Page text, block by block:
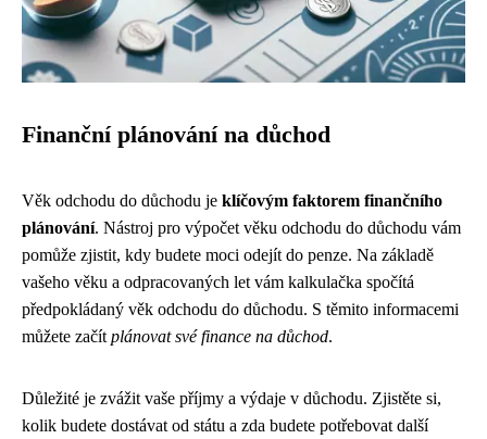
Finanční plánování na důchod
Věk odchodu do důchodu je klíčovým faktorem finančního
plánování. Nástroj pro výpočet věku odchodu do důchodu vám
pomůže zjistit, kdy budete moci odejít do penze. Na základě
vašeho věku a odpracovaných let vám kalkulačka spočítá
předpokládaný věk odchodu do důchodu. S těmito informacemi
můžete začít plánovat své finance na důchod.
Důležité je zvážit vaše příjmy a výdaje v důchodu. Zjistěte si,
kolik budete dostávat od státu a zda budete potřebovat další